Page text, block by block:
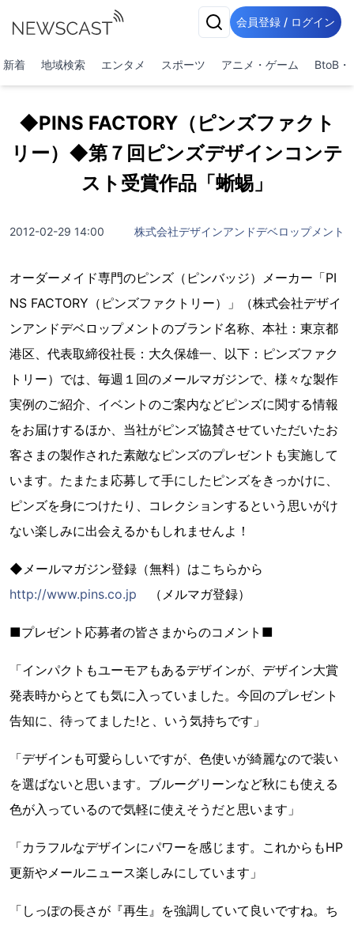
会員登録 / ログイン
新着 地域検索 エンタメ スポーツ アニメ・ゲーム BtoB・
◆PINS FACTORY（ピンズファクト
リー）◆第７回ピンズデザインコンテ
スト受賞作品「蜥蜴」
2012-02-29 14:00 株式会社デザインアンドデベロップメント
オーダーメイド専門のピンズ（ピンバッジ）メーカー「PI
NS FACTORY（ピンズファクトリー）」（株式会社デザイ
ンアンドデベロップメントのブランド名称、本社：東京都
港区、代表取締役社長：大久保雄一、以下：ピンズファク
トリー）では、毎週１回のメールマガジンで、様々な製作
実例のご紹介、イベントのご案内などピンズに関する情報
をお届けするほか、当社がピンズ協賛させていただいたお
客さまの製作された素敵なピンズのプレゼントも実施して
います。たまたま応募して手にしたピンズをきっかけに、
ピンズを身につけたり、コレクションするという思いがけ
ない楽しみに出会えるかもしれませんよ！
◆メールマガジン登録（無料）はこちらから
http://www.pins.co.jp （メルマガ登録）
■プレゼント応募者の皆さまからのコメント■
「インパクトもユーモアもあるデザインが、デザイン大賞
発表時からとても気に入っていました。今回のプレゼント
告知に、待ってました!と、いう気持ちです」
「デザインも可愛らしいですが、色使いが綺麗なので装い
を選ばないと思います。ブルーグリーンなど秋にも使える
色が入っているので気軽に使えそうだと思います」
「カラフルなデザインにパワーを感じます。これからもHP
更新やメールニュース楽しみにしています」
「しっぽの長さが『再生』を強調していて良いですね。ち